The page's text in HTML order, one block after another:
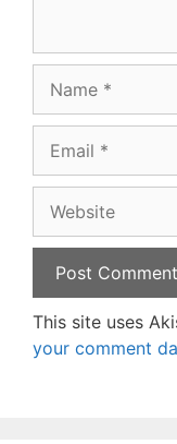
This site uses
your comment